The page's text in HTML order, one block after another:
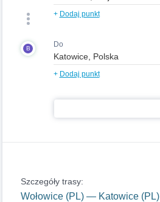
+ Dodaj punkt
B Do
+ Dodaj punkt
Szczegóły trasy:
Wołowice (PL) — Katowice (PL)